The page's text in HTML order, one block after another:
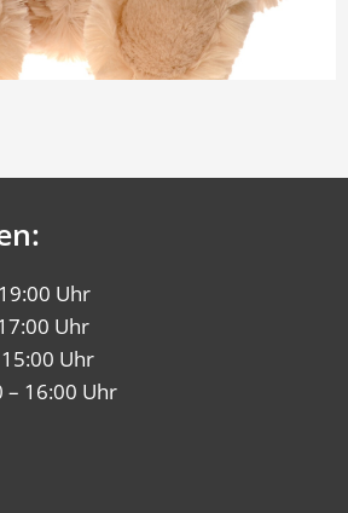
in Lachgas
Uhr
Uhr
Uhr
– 16:00 Uhr